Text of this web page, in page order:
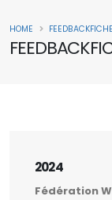
HOME
2024
Fédération